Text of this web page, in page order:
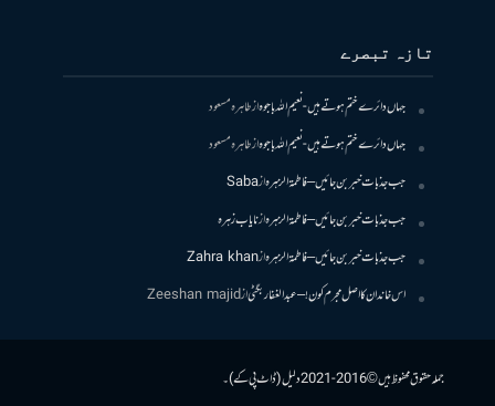
تازہ تبصرے
جہاں دائرے ختم ہوتے ہیں- نعیم اللہ باجوہازطاہرہ مسعود
جہاں دائرے ختم ہوتے ہیں- نعیم اللہ باجوہازطاہرہ مسعود
جب جذبات خبر بن جائیں – فاطمۃالزہرہازSaba
جب جذبات خبر بن جائیں – فاطمۃالزہرہازنایاب زہرہ
جب جذبات خبر بن جائیں – فاطمۃالزہرہازZahra khan
اس خاندان کا اصل مجرم کون! – عبدالغفار بگٹیازZeeshan majid
جملہ حقوق محفوظ ہیں © 2016-2021 دلیل (ڈاٹ پی کے)۔